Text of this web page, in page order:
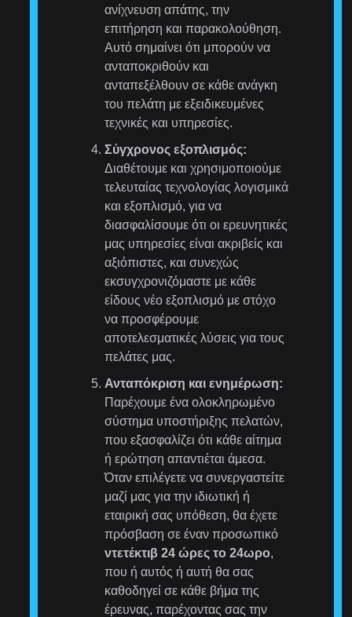
ανίχνευση απάτης, την
επιτήρηση και παρακολούθηση.
Αυτό σημαίνει ότι μπορούν να
ανταποκριθούν και
ανταπεξέλθουν σε κάθε ανάγκη
του πελάτη με εξειδικευμένες
τεχνικές και υπηρεσίες.
Σύγχρονος εξοπλισμός:
Διαθέτουμε και χρησιμοποιούμε
τελευταίας τεχνολογίας λογισμικά
και εξοπλισμό, για να
διασφαλίσουμε ότι οι ερευνητικές
μας υπηρεσίες είναι ακριβείς και
αξιόπιστες, και συνεχώς
εκσυγχρονιζόμαστε με κάθε
είδους νέο εξοπλισμό με στόχο
να προσφέρουμε
αποτελεσματικές λύσεις για τους
πελάτες μας.
Ανταπόκριση και ενημέρωση:
Παρέχουμε ένα ολοκληρωμένο
σύστημα υποστήριξης πελατών,
που εξασφαλίζει ότι κάθε αίτημα
ή ερώτηση απαντιέται άμεσα.
Όταν επιλέγετε να συνεργαστείτε
μαζί μας για την ιδιωτική ή
εταιρική σας υπόθεση, θα έχετε
πρόσβαση σε έναν προσωπικό
ντετέκτιβ 24 ώρες το 24ωρο,
που ή αυτός ή αυτή θα σας
καθοδηγεί σε κάθε βήμα της
έρευνας, παρέχοντας σας την